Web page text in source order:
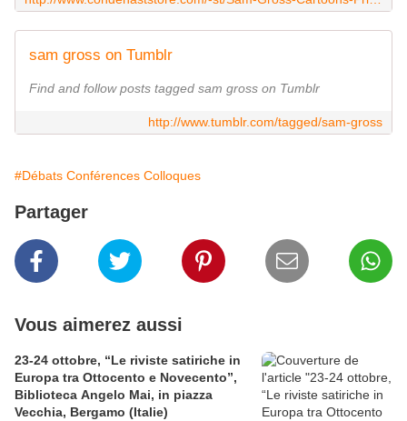
sam gross on Tumblr
Find and follow posts tagged sam gross on Tumblr
http://www.tumblr.com/tagged/sam-gross
#Débats Conférences Colloques
Partager
Vous aimerez aussi
23-24 ottobre, “Le riviste satiriche in
Europa tra Ottocento e Novecento”,
Biblioteca Angelo Mai, in piazza
Vecchia, Bergamo (Italie)